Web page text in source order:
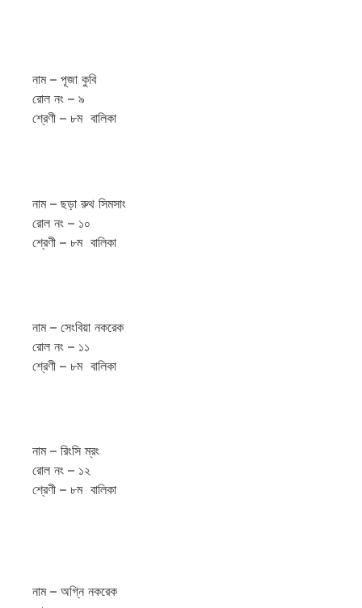
নাম – পূজা কুবি
রোল নং – ৯
শ্রেণী – ৮ম বালিকা
নাম – ছড়া রুথ সিমসাং
রোল নং – ১০
শ্রেণী – ৮ম বালিকা
নাম – সেংবিয়া নকরেক
রোল নং – ১১
শ্রেণী – ৮ম বালিকা
নাম – রিংসি ম্রং
রোল নং – ১২
শ্রেণী – ৮ম বালিকা
নাম – অগ্নি নকরেক